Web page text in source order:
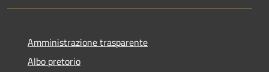
Amministrazione trasparente
Albo pretorio